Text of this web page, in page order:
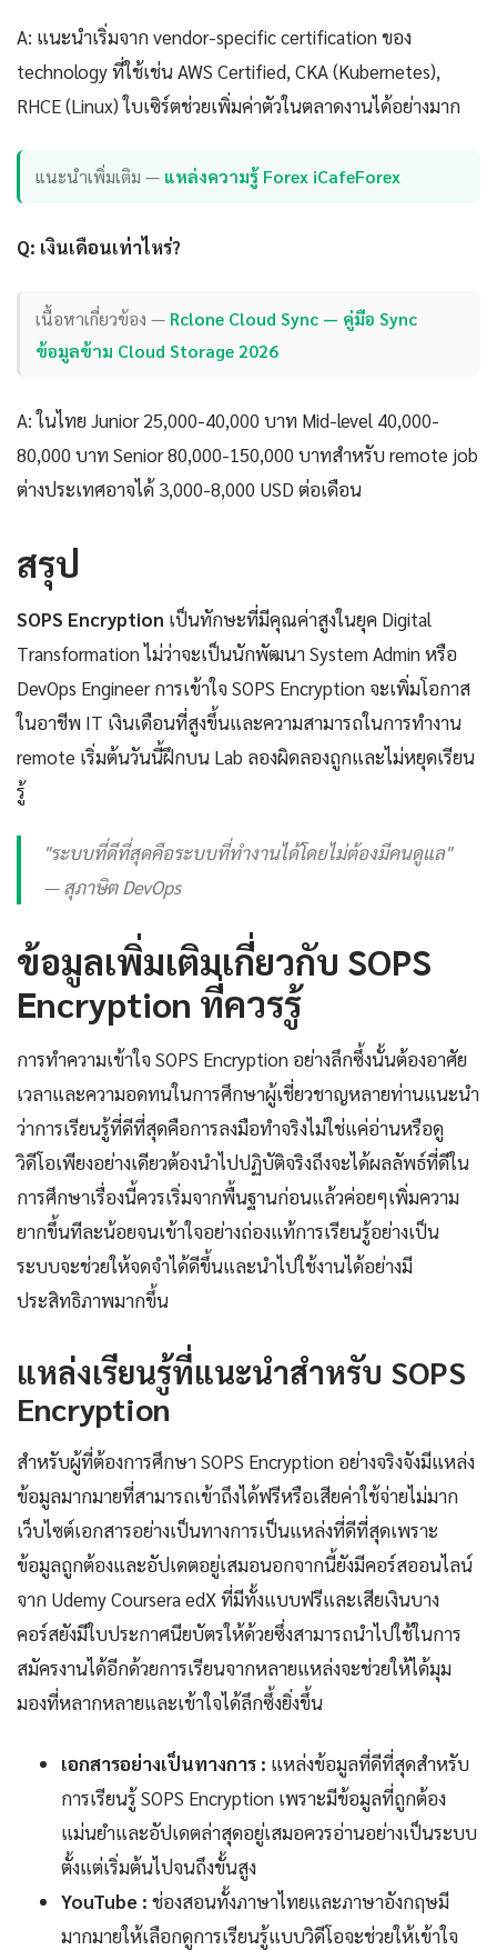
A: แนะนำเริ่มจาก vendor-specific certification ของ
technology ที่ใช้เช่น AWS Certified, CKA (Kubernetes),
RHCE (Linux) ใบเซิร์ตช่วยเพิ่มค่าตัวในตลาดงานได้อย่างมาก
แนะนำเพิ่มเติม — แหล่งความรู้ Forex iCafeForex
Q: เงินเดือนเท่าไหร่?
เนื้อหาเกี่ยวข้อง — Rclone Cloud Sync — คู่มือ Sync
ข้อมูลข้าม Cloud Storage 2026
A: ในไทย Junior 25,000-40,000 บาท Mid-level 40,000-
80,000 บาท Senior 80,000-150,000 บาทสำหรับ remote job
ต่างประเทศอาจได้ 3,000-8,000 USD ต่อเดือน
สรุป
SOPS Encryption เป็นทักษะที่มีคุณค่าสูงในยุค Digital
Transformation ไม่ว่าจะเป็นนักพัฒนา System Admin หรือ
DevOps Engineer การเข้าใจ SOPS Encryption จะเพิ่มโอกาส
ในอาชีพ IT เงินเดือนที่สูงขึ้นและความสามารถในการทำงาน
remote เริ่มต้นวันนี้ฝึกบน Lab ลองผิดลองถูกและไม่หยุดเรียน
รู้
"ระบบที่ดีที่สุดคือระบบที่ทำงานได้โดยไม่ต้องมีคนดูแล"
— สุภาษิต DevOps
ข้อมูลเพิ่มเติมเกี่ยวกับ SOPS
Encryption ที่ควรรู้
การทำความเข้าใจ SOPS Encryption อย่างลึกซึ้งนั้นต้องอาศัย
เวลาและความอดทนในการศึกษาผู้เชี่ยวชาญหลายท่านแนะนำ
ว่าการเรียนรู้ที่ดีที่สุดคือการลงมือทำจริงไม่ใช่แค่อ่านหรือดู
วิดีโอเพียงอย่างเดียวต้องนำไปปฏิบัติจริงถึงจะได้ผลลัพธ์ที่ดีใน
การศึกษาเรื่องนี้ควรเริ่มจากพื้นฐานก่อนแล้วค่อยๆเพิ่มความ
ยากขึ้นทีละน้อยจนเข้าใจอย่างถ่องแท้การเรียนรู้อย่างเป็น
ระบบจะช่วยให้จดจำได้ดีขึ้นและนำไปใช้งานได้อย่างมี
ประสิทธิภาพมากขึ้น
แหล่งเรียนรู้ที่แนะนำสำหรับ SOPS
Encryption
สำหรับผู้ที่ต้องการศึกษา SOPS Encryption อย่างจริงจังมีแหล่ง
ข้อมูลมากมายที่สามารถเข้าถึงได้ฟรีหรือเสียค่าใช้จ่ายไม่มาก
เว็บไซต์เอกสารอย่างเป็นทางการเป็นแหล่งที่ดีที่สุดเพราะ
ข้อมูลถูกต้องและอัปเดตอยู่เสมอนอกจากนี้ยังมีคอร์สออนไลน์
จาก Udemy Coursera edX ที่มีทั้งแบบฟรีและเสียเงินบาง
คอร์สยังมีใบประกาศนียบัตรให้ด้วยซึ่งสามารถนำไปใช้ในการ
สมัครงานได้อีกด้วยการเรียนจากหลายแหล่งจะช่วยให้ได้มุม
มองที่หลากหลายและเข้าใจได้ลึกซึ้งยิ่งขึ้น
เอกสารอย่างเป็นทางการ : แหล่งข้อมูลที่ดีที่สุดสำหรับ
การเรียนรู้ SOPS Encryption เพราะมีข้อมูลที่ถูกต้อง
แม่นยำและอัปเดตล่าสุดอยู่เสมอควรอ่านอย่างเป็นระบบ
ตั้งแต่เริ่มต้นไปจนถึงขั้นสูง
YouTube : ช่องสอนทั้งภาษาไทยและภาษาอังกฤษมี
มากมายให้เลือกดูการเรียนรู้แบบวิดีโอจะช่วยให้เข้าใจ